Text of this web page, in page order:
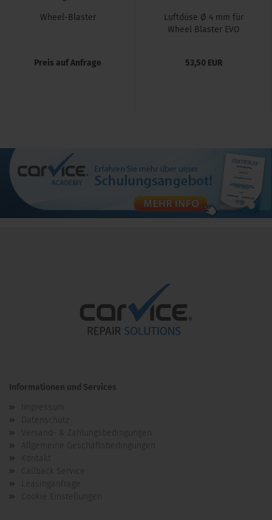
Wheel-Blaster
Preis auf Anfrage
Luftdüse Ø 4 mm für
Wheel Blaster EVO
53,50 EUR
Informationen und Services
Impressum
Datenschutz
Versand- & Zahlungsbedingungen
Allgemeine Geschäftsbedingungen
Kontakt
Callback Service
Leasinganfrage
Cookie Einstellungen